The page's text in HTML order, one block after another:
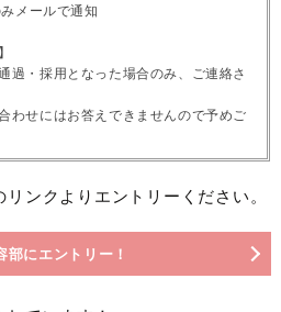
メールで通知
過・採用となった場合のみ、ご連絡さ
わせにはお答えできませんので予めご
ンクよりエントリーください。
部にエントリー！